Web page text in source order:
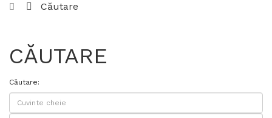
Căutare
CĂUTARE
Căutare: